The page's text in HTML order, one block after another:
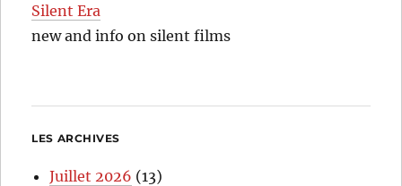
Silent Era
new and info on silent films
LES ARCHIVES
Juillet 2026 (13)